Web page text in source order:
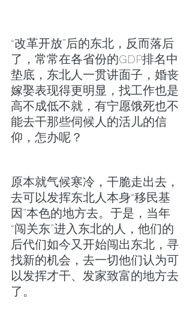
“改革开放”后的东北，反而落后
了，常常在各省份的GDP排名中
垫底，东北人一贯讲面子，婚丧
嫁娶表现得更明显，找工作也是
高不成低不就，有宁愿饿死也不
能去干那些伺候人的活儿的信
仰，怎办呢？
原本就气候寒冷，干脆走出去，
去可以发挥东北人本身“移民基
因”本色的地方去。于是，当年
“闯关东”进入东北的人，他们的
后代们如今又开始闯出东北，寻
找新的机会，去一切他们认为可
以发挥才干、发家致富的地方去
了。